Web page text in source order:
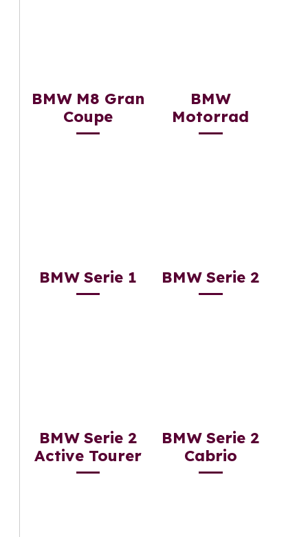
BMW M8 Gran
Coupe
BMW
Motorrad
BMW Serie 1 BMW Serie 2
BMW Serie 2
Active Tourer
BMW Serie 2
Cabrio